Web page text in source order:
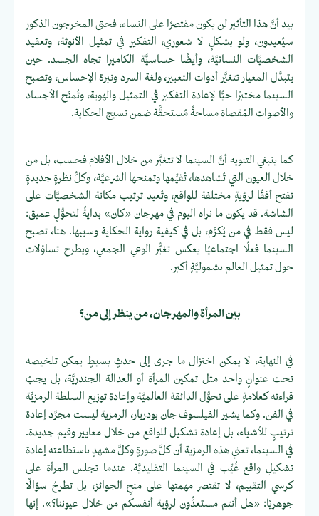
بيد أنَّ هذا التأثير لن يكون مقتصرًا على النساء، فحتى المخرجون الذكور
سيُعيدون، ولو بشكلٍ لا شعوري، التفكير في تمثيل الأنوثة، وتعقيد
الشخصيَّات النسائيَّة، وأيضًا حساسيَّة الكاميرا تجاه الجسد. حين
يتبدَّل المعيار تتغيَّر أدوات التعبير، ولغة السرد ونبرة الإحساس، وتصبح
السينما مختبرًا حيًّا لإعادة التفكير في التمثيل والهوية، وتُمنَح الأجساد
والأصوات المُقصاة مساحةً مُستحقَّة ضمن نسيج الحكاية.
كما ينبغي التنويه أنَّ السينما لا تتغيَّر من خلال الأفلام فحسب، بل من
خلال العيون التي تُشاهدها، تُقيِّمها وتمنحها الشرعيَّة، وكلُّ نظرةٍ جديدةٍ
تفتح أفقًا لرؤيةٍ مختلفة للواقع، وتُعيد ترتيب مكانة الشخصيَّات على
الشاشة. قد يكون ما نراه اليوم في مهرجان «كان» بدايةً لتحوُّلٍ عميق:
ليس فقط في من يُكرَّم، بل في كيفية رواية الحكاية وسببها. هنا، تصبح
السينما فعلًا اجتماعيًا يعكس تغيُّر الوعي الجمعي، ويطرح تساؤلات
حول تمثيل العالم بشموليَّةٍ أكبر.
بين المرأة والمهرجان، من ينظر إلى من؟
في النهاية، لا يمكن اختزال ما جرى إلى حدثٍ بسيطٍ يمكن تلخيصه
تحت عنوانٍ واحد مثل تمكين المرأة أو العدالة الجندريَّة، بل يجبُ
قراءته كعلامةٍ على تحوُّل الذائقة العالميَّة وإعادة توزيع السلطة الرمزيَّة
في الفن. وكما يشير الفيلسوف جان بودريار، الرمزية ليست مجرَّد إعادة
ترتيبٍ للأشياء، بل إعادة تشكيل للواقع من خلال معايير وقيم جديدة.
في السينما، تعني هذه الرمزية أن كلَّ صورةٍ وكلَّ مشهدٍ باستطاعته إعادة
تشكيلِ واقع غُيِّب في السينما التقليديَّة. عندما تجلس المرأة على
كرسي التقييم، لا تقتصر مهمتها على منحِ الجوائز، بل تطرحُ سؤالًا
جوهريًا: «هل أنتم مستعدُّون لرؤية أنفسكم من خلال عيوننا؟». إنها